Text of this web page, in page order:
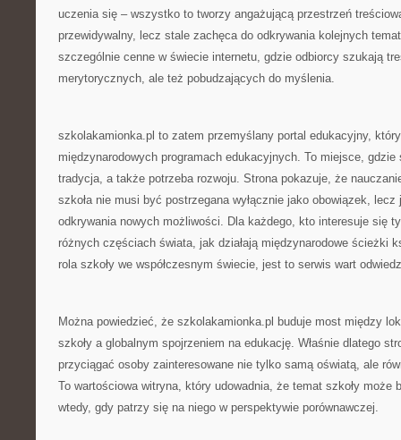
uczenia się – wszystko to tworzy angażującą przestrzeń
przewidywalny, lecz stale zachęca do odkrywania kolejnych
szczególnie cenne w świecie internetu, gdzie odbiorcy szukają
merytorycznych, ale też pobudzających do myślenia.
szkolakamionka.pl to zatem przemyślany portal edukacyjny,
międzynarodowych programach edukacyjnych. To miejsce,
tradycja, a także potrzeba rozwoju. Strona pokazuje, że
szkoła nie musi być postrzegana wyłącznie jako obowiązek,
odkrywania nowych możliwości. Dla każdego, kto interesuje się
różnych częściach świata, jak działają międzynarodowe ścieżki
rola szkoły we współczesnym świecie, jest to serwis wart
Można powiedzieć, że szkolakamionka.pl buduje most między
szkoły a globalnym spojrzeniem na edukację. Właśnie dlatego
przyciągać osoby zainteresowane nie tylko samą oświatą, ale
To wartościowa witryna, który udowadnia, że temat szkoły może
wtedy, gdy patrzy się na niego w perspektywie porównawczej.